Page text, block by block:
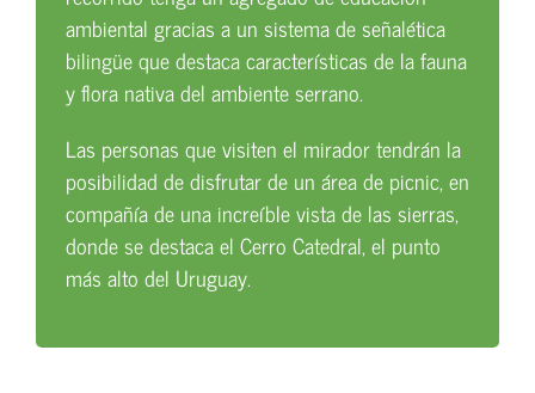
ambiental gracias a un sistema de señalética
bilingüe que destaca características de la fauna
y flora nativa del ambiente serrano.
Las personas que visiten el mirador tendrán la
posibilidad de disfrutar de un área de picnic, en
compañía de una increíble vista de las sierras,
donde se destaca el Cerro Catedral, el punto
más alto del Uruguay.